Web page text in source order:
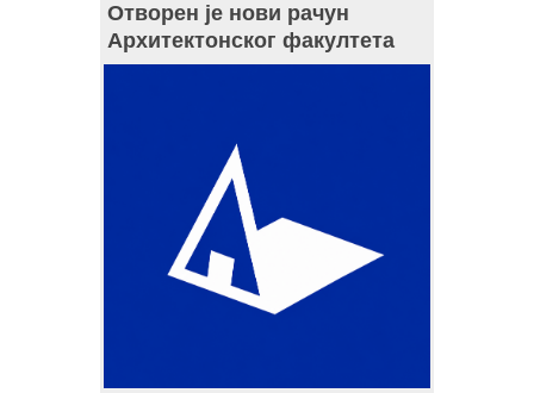
Отворен је нови рачун
Архитектонског факултета